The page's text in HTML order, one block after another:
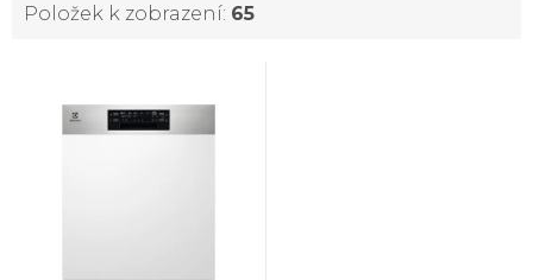
Položek k zobrazení: 65